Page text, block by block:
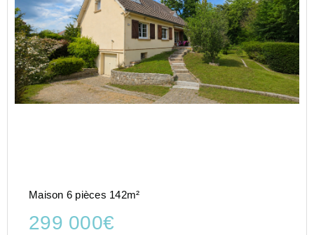
Maison 6 pièces 142m²
299 000€